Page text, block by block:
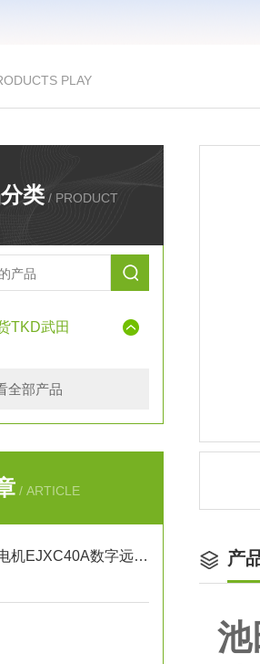
PLAY
类 / PRODUCT
TKD武田
全部产品
/ ARTICLE
池田屋新品横河电机EJXC40A数字远传隔膜密封系统 产
池